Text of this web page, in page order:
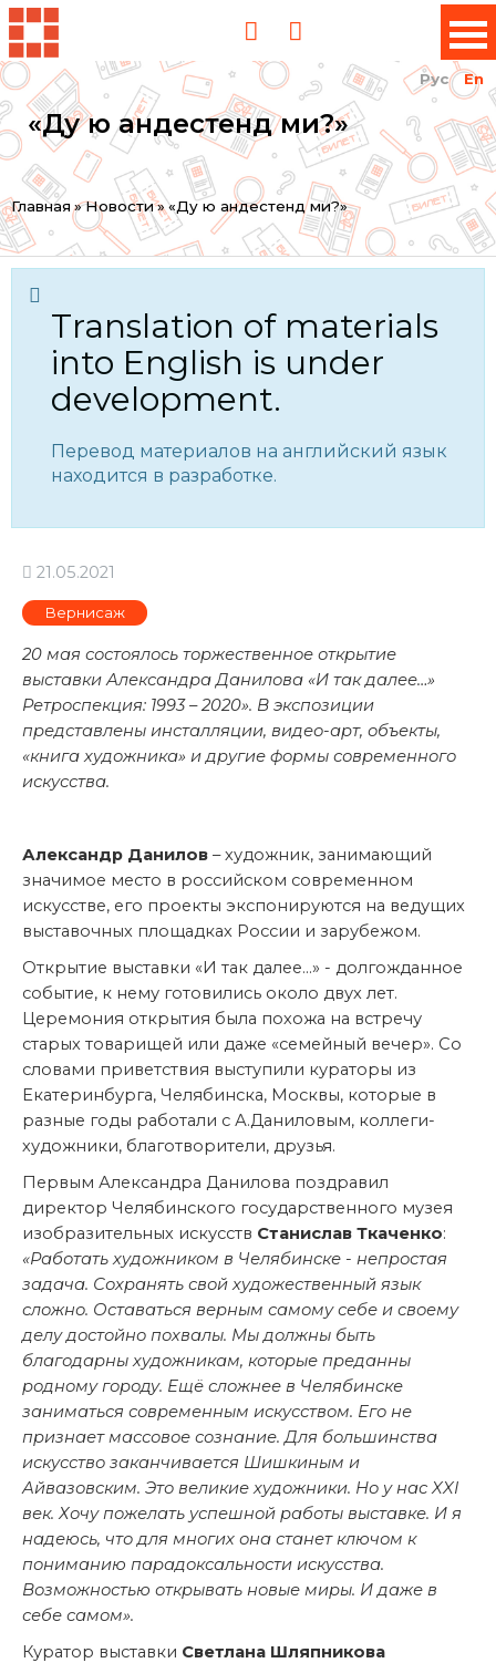
Рус En
«Ду ю андестенд ми?»
You
are
here
Главная »Новости»«Ду ю андестенд ми?»
Translation of materials
into English is under
development.
Перевод материалов на английский язык
находится в разработке.
21.05.2021
Вернисаж
20 мая состоялось торжественное открытие
выставки Александра Данилова «И так далее…»
Ретроспекция: 1993 – 2020». В экспозиции
представлены инсталляции, видео-арт, объекты,
«книга художника» и другие формы современного
искусства.
Александр Данилов – художник, занимающий
значимое место в российском современном
искусстве, его проекты экспонируются на ведущих
выставочных площадках России и зарубежом.
Открытие выставки «И так далее...» - долгожданное
событие, к нему готовились около двух лет.
Церемония открытия была похожа на встречу
старых товарищей или даже «семейный вечер». Со
словами приветствия выступили кураторы из
Екатеринбурга, Челябинска, Москвы, которые в
разные годы работали с А.Даниловым, коллеги-
художники, благотворители, друзья.
Первым Александра Данилова поздравил
директор Челябинского государственного музея
изобразительных искусств Станислав Ткаченко:
«Работать художником в Челябинске - непростая
задача. Сохранять свой художественный язык
сложно. Оставаться верным самому себе и своему
делу достойно похвалы. Мы должны быть
благодарны художникам, которые преданны
родному городу. Ещё сложнее в Челябинске
заниматься современным искусством. Его не
признает массовое сознание. Для большинства
искусство заканчивается Шишкиным и
Айвазовским. Это великие художники. Но у насXXI
век. Хочу пожелать успешной работы выставке. И я
надеюсь, что для многих она станет ключом к
пониманию парадоксальности искусства.
Возможностью открывать новые миры. И даже в
себе самом».
Куратор выставки Светлана Шляпникова